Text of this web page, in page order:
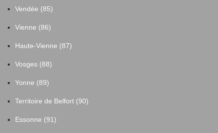
Vendée (85)
Vienne (86)
Haute-Vienne (87)
Vosges (88)
Yonne (89)
Territoire de Belfort (90)
Essonne (91)